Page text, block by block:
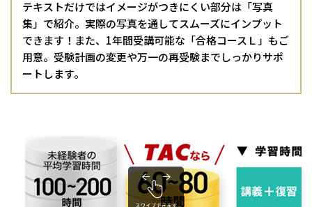
テキストだけではイメージがつきにくい部分は「写真
集」で紹介。実際の写真を通してスムーズにインプット
できます！また、1年間受講可能な「合格コースＬ」もご
用意。受験計画の変更や万一の再受験までしっかりサポ
ートします。